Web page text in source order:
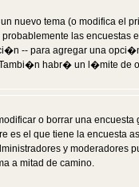
nuevo tema (o modifica el
las
-- para agregar una
habr� un l�mite de
o borrar una
es el que tiene la encuesta
y moderadores
a mitad de camino.